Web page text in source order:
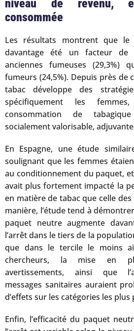
niveau de revenu,
consommée
Les résultats montrent que
davantage été un facteur de
anciennes fumeuses (29,3%)
fumeurs (24,5%). Depuis près de
tabac développe des
spécifiquement les
consommation de
socialement valorisable,
En Espagne, une étude
soulignant que les femmes
au conditionnement du paquet,
avait plus fortement impacté la
en matière de tabac que celle
manière, l’étude tend à
paquet neutre augmente
l’arrêt dans le tiers de la
que dans le tercile le moins
chercheurs, la mise en
avertissements, ainsi que
messages sanitaires auraient
d’effets sur les catégories les plus
Enfin, l’efficacité du paquet